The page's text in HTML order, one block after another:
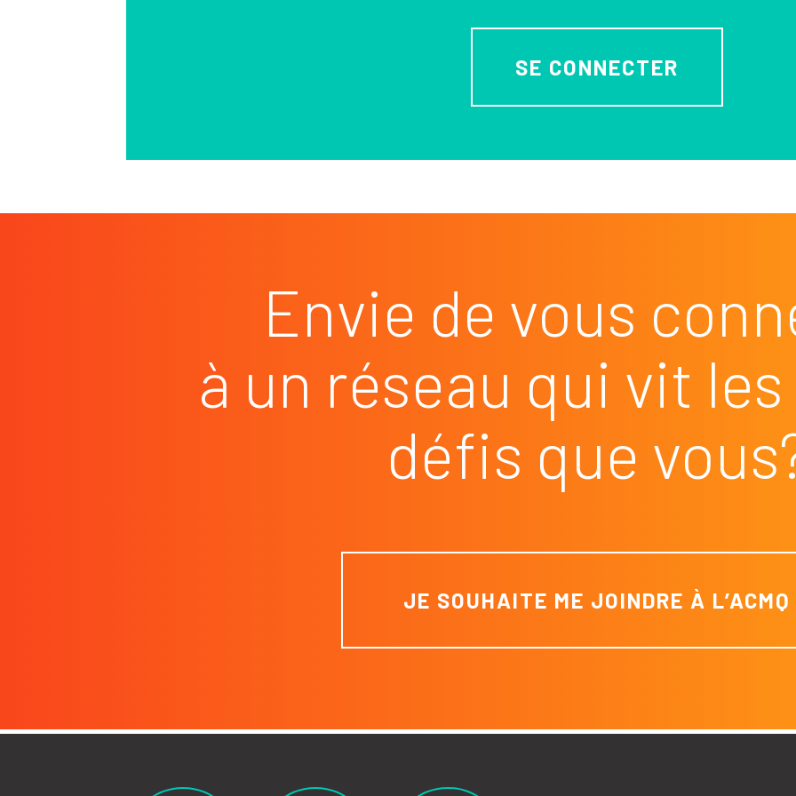
SE CONNECTER
Envie de vous
à un réseau qui vit
défis que
JE SOUHAITE ME JOINDRE À L’ACMQ